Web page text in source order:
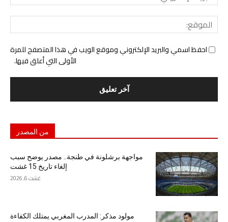
احفظ اسمي والبريد الإلكتروني وموقع الويب في هذا المتصفح للمرة
الأولى التي أعلق فيها.
من المصدر
مواجهة برشلونة في طنجة.. مصدر يوضح سبب
إلغاء تاريخ 15 غشت
غشت 6, 2026
مولود مذكر: المدرب المغربي يمتلك الكفاءة